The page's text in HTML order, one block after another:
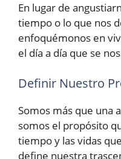
En lugar de
tiempo o lo que nos
enfoquémonos en
el día a día que se
Definir Nuestro
Somos más que una
somos el propósito
tiempo y las vidas
define nuestra